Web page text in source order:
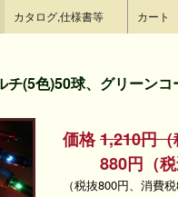
カタログ,仕様書等 カート
(5色)50球、グリーン
価格1,210円
880円（税
（税抜800円、消費税